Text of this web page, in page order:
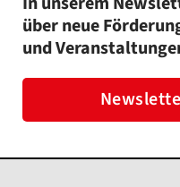
über neue
und